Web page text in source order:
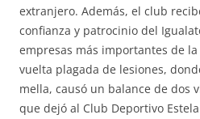
extranjero. Además, el club
confianza y patrocinio del
empresas más importantes de
vuelta plagada de lesiones,
mella, causó un balance de dos
que dejó al Club Deportivo